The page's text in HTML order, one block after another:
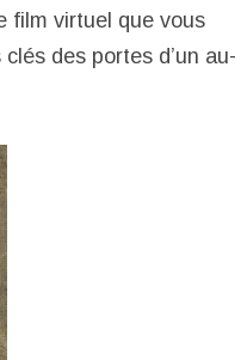
film virtuel que vous
des portes d’un au-